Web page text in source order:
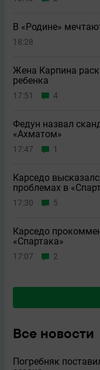
В «Родине»
18:28
Жена Карпина
ребeнка
17:51 4
Федун назвал
«Ахматом»
17:47 1
Карседо
проблемах в
17:30 5
Карседо
«Спартака»
17:07 2
Все новости
Погребняк